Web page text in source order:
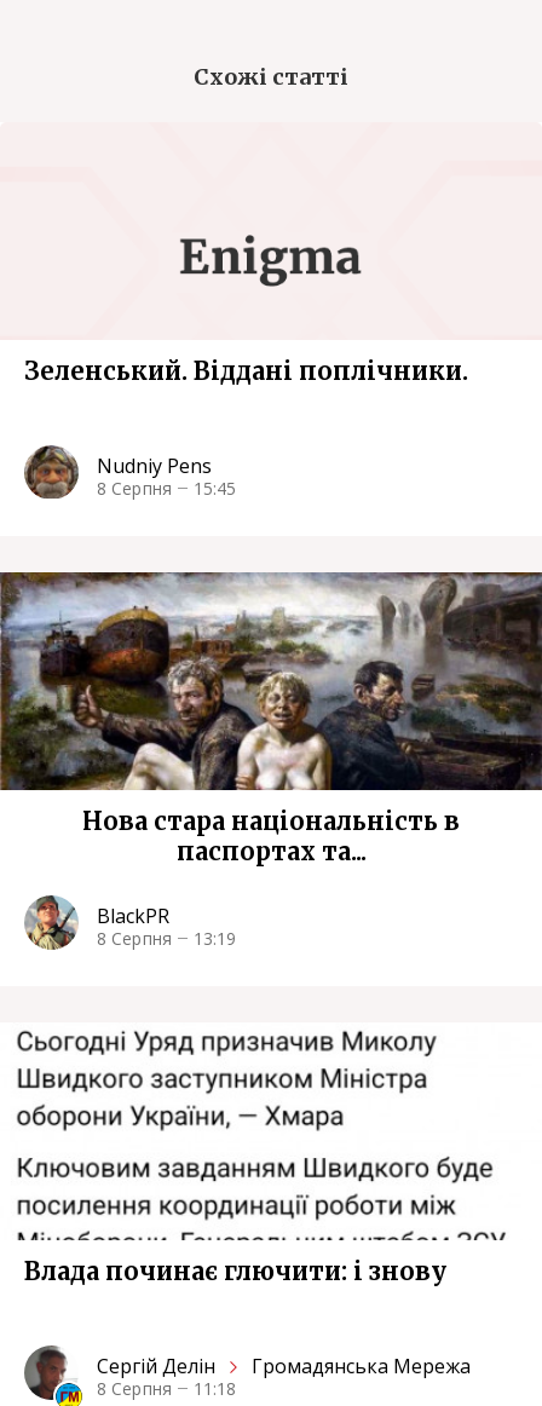
Схожі статті
Зеленський. Віддані поплічники.
Nudniy Pens
8 Серпня 15:45
Нова стара національність в
паспортах та...
BlackPR
8 Серпня 13:19
Влада починає глючити: i знову
Сергiй Делін Громадянська Мережа
8 Серпня 11:18